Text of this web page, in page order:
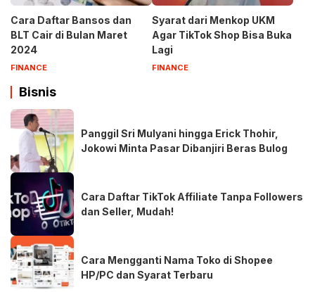
Cara Daftar Bansos dan
BLT Cair di Bulan Maret
2024
FINANCE
Syarat dari Menkop UKM
Agar TikTok Shop Bisa Buka
Lagi
FINANCE
Bisnis
Panggil Sri Mulyani hingga Erick Thohir,
Jokowi Minta Pasar Dibanjiri Beras Bulog
Cara Daftar TikTok Affiliate Tanpa Followers
dan Seller, Mudah!
Cara Mengganti Nama Toko di Shopee
HP/PC dan Syarat Terbaru